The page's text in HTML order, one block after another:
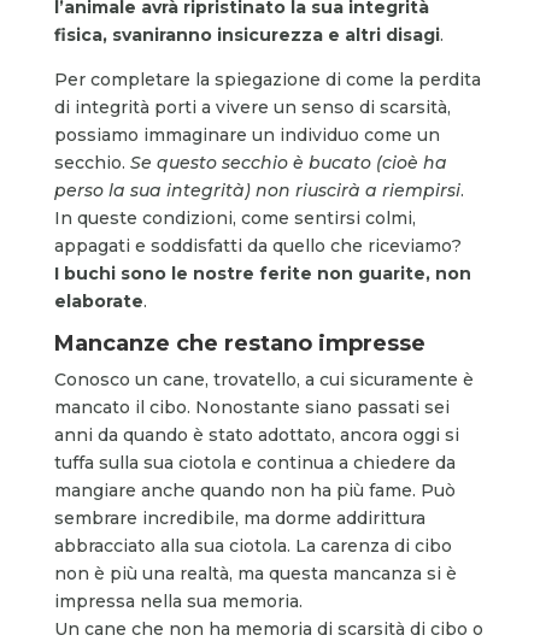
l’animale avrà ripristinato la sua integrità
fisica, svaniranno insicurezza e altri disagi.
Per completare la spiegazione di come la perdita
di integrità porti a vivere un senso di scarsità,
possiamo immaginare un individuo come un
secchio. Se questo secchio è bucato (cioè ha
perso la sua integrità) non riuscirà a riempirsi.
In queste condizioni, come sentirsi colmi,
appagati e soddisfatti da quello che riceviamo?
I buchi sono le nostre ferite non guarite, non
elaborate.
Mancanze che restano impresse
Conosco un cane, trovatello, a cui sicuramente è
mancato il cibo. Nonostante siano passati sei
anni da quando è stato adottato, ancora oggi si
tuffa sulla sua ciotola e continua a chiedere da
mangiare anche quando non ha più fame. Può
sembrare incredibile, ma dorme addirittura
abbracciato alla sua ciotola. La carenza di cibo
non è più una realtà, ma questa mancanza si è
impressa nella sua memoria.
Un cane che non ha memoria di scarsità di cibo o